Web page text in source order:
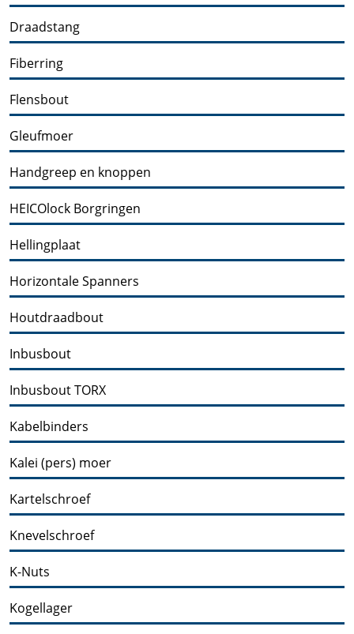
Draadstang
Fiberring
Flensbout
Gleufmoer
Handgreep en knoppen
HEICOlock Borgringen
Hellingplaat
Horizontale Spanners
Houtdraadbout
Inbusbout
Inbusbout TORX
Kabelbinders
Kalei (pers) moer
Kartelschroef
Knevelschroef
K-Nuts
Kogellager